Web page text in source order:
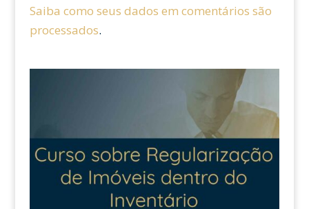
Saiba como seus dados em comentários são
processados.